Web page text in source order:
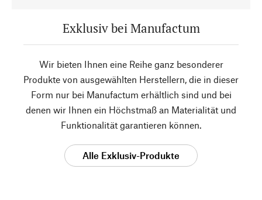
Exklusiv bei Manufactum
Wir bieten Ihnen eine Reihe ganz besonderer
Produkte von ausgewählten Herstellern, die in dieser
Form nur bei Manufactum erhältlich sind und bei
denen wir Ihnen ein Höchstmaß an Materialität und
Funktionalität garantieren können.
Alle Exklusiv-Produkte